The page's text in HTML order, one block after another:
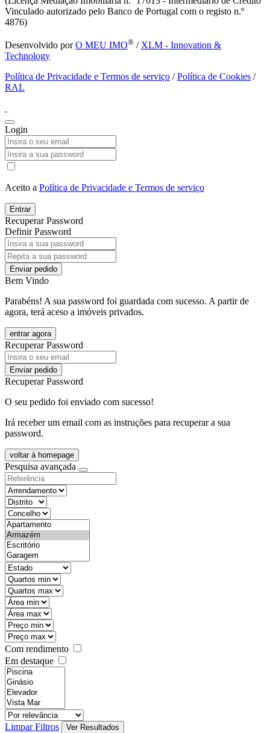
Vinculado autorizado pelo Banco de Portugal com o registo n.º
4876)
Desenvolvido porO MEU IMO® / XLM - Innovation &
Technology
Política de Privacidade e Termos de serviço /Política de Cookies /
RAL
Login
Aceito a Política de Privacidade e Termos de serviço
Entrar
Recuperar Password
Definir Password
Enviar pedido
Bem Vindo
Parabéns! A sua password foi guardada com sucesso. A partir de
agora, terá aceso a imóveis privados.
entrar agora
Recuperar Password
Enviar pedido
Recuperar Password
O seu pedido foi enviado com sucesso!
Irá receber um email com as instruções para recuperar a sua
password.
voltar à homepage
Pesquisa avançada
Com rendimento
Em destaque
Limpar Filtros Ver Resultados